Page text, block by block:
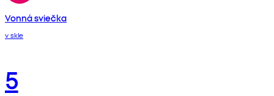
Vonná sviečka
v skle
5